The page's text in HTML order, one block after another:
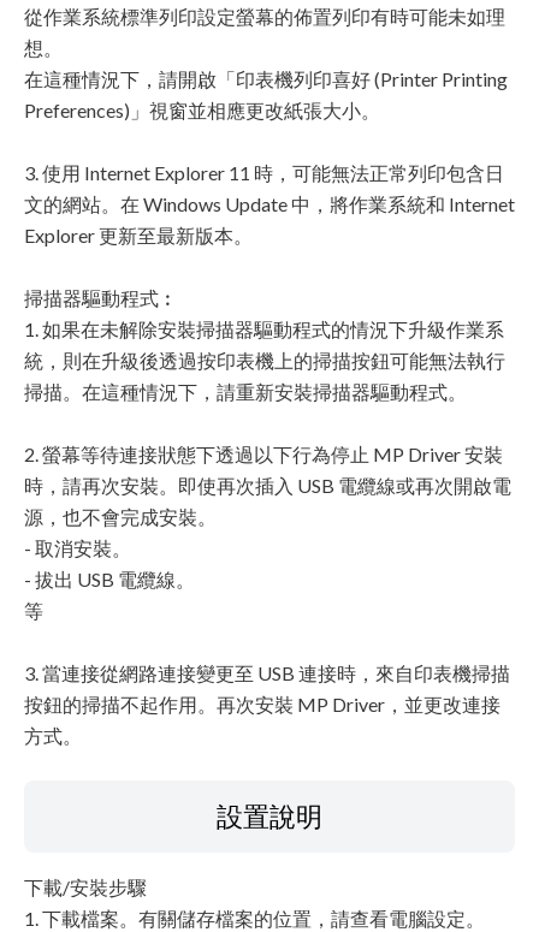
從作業系統標準列印設定螢幕的佈置列印有時可能未如理
想。
在這種情況下，請開啟「印表機列印喜好 (Printer Printing
Preferences)」視窗並相應更改紙張大小。
3. 使用 Internet Explorer 11 時，可能無法正常列印包含日
文的網站。在 Windows Update 中，將作業系統和 Internet
Explorer 更新至最新版本。
掃描器驅動程式︰
1. 如果在未解除安裝掃描器驅動程式的情況下升級作業系
統，則在升級後透過按印表機上的掃描按鈕可能無法執行
掃描。在這種情況下，請重新安裝掃描器驅動程式。
2. 螢幕等待連接狀態下透過以下行為停止 MP Driver 安裝
時，請再次安裝。即使再次插入 USB 電纜線或再次開啟電
源，也不會完成安裝。
- 取消安裝。
- 拔出 USB 電纜線。
等
3. 當連接從網路連接變更至 USB 連接時，來自印表機掃描
按鈕的掃描不起作用。再次安裝 MP Driver，並更改連接
方式。
設置說明
下載/安裝步驟
1. 下載檔案。有關儲存檔案的位置，請查看電腦設定。